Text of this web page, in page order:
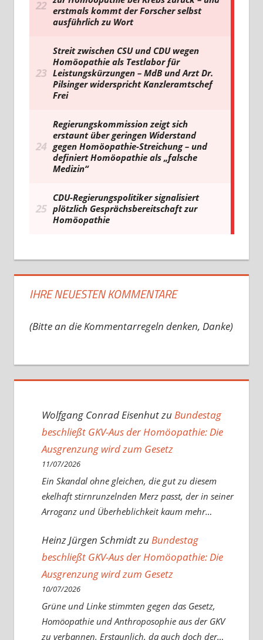
IHRE NEUESTEN KOMMENTARE
(Bitte an die Kommentarregeln denken, Danke)
Wolfgang Conrad Eisenhutzu Bundestag
beschließt GKV-Aus der Homöopathie: Die
Ausgrenzung wird zum Gesetz
11/07/2026
Ein Skandal ohne gleichen, die gut zu diesem
ekelhaft stirnrunzelnden Merz passt, der in seiner
Arroganz und Überheblichkeit kaum mehr…
Heinz Jürgen SchmidtzuBundestag
beschließt GKV-Aus der Homöopathie: Die
Ausgrenzung wird zum Gesetz
10/07/2026
Grüne und Linke stimmten gegen das Gesetz,
Homöopathie und Anthroposophie aus der GKV
zu verbannen. Erstaunlich, da auch doch der…